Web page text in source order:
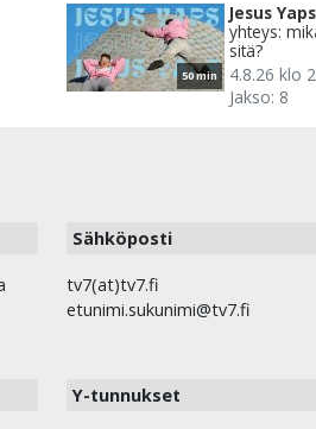
50 min
Jesus Yaps
yhteys:
sitä?
4.8.26 klo
Jakso: 8
Sähköposti
tv7(at)tv7.fi
etunimi.sukunimi@tv7.fi
Y-tunnukset